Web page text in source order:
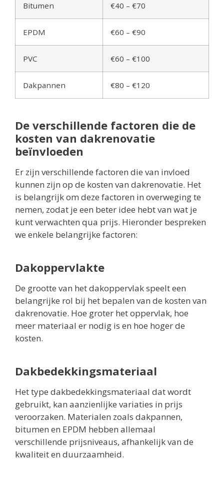
Bitumen €40 – €70
EPDM €60 – €90
PVC €60 – €100
Dakpannen €80 – €120
De verschillende factoren die de
kosten van dakrenovatie
beïnvloeden
Er zijn verschillende factoren die van invloed
kunnen zijn op de kosten van dakrenovatie. Het
is belangrijk om deze factoren in overweging te
nemen, zodat je een beter idee hebt van wat je
kunt verwachten qua prijs. Hieronder bespreken
we enkele belangrijke factoren:
Dakoppervlakte
De grootte van het dakoppervlak speelt een
belangrijke rol bij het bepalen van de kosten van
dakrenovatie. Hoe groter het oppervlak, hoe
meer materiaal er nodig is en hoe hoger de
kosten.
Dakbedekkingsmateriaal
Het type dakbedekkingsmateriaal dat wordt
gebruikt, kan aanzienlijke variaties in prijs
veroorzaken. Materialen zoals dakpannen,
bitumen en EPDM hebben allemaal
verschillende prijsniveaus, afhankelijk van de
kwaliteit en duurzaamheid.